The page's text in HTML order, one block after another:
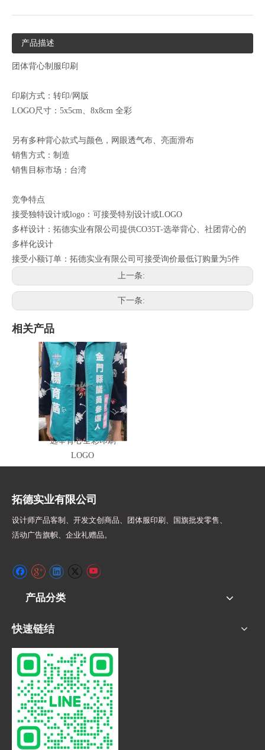
产品描述
团体背心制服印刷
印刷方式：转印/网版
LOGO尺寸：5x5cm、8x8cm 全彩
另有多种背心款式与颜色，网眼透气布、亮面滑布
销售方式：制造
销售目标市场：台湾
竞争特点
接受独特设计或logo：可接受特别设计或LOGO
多样设计：拓德实业有限公司提供CO35T-选举背心、社团背心的
多样化设计
接受小额订单：拓德实业有限公司可接受询价最低订购量为5件
上一条:
下一条:
相关产品
选举背心全彩印刷
LOGO
拓德实业有限公司
设计师产品客制、开发文创商品、团体服印刷、 国旗批发零售、
活动广告旗帜、 企业礼赠品。
产品分类
快速链结